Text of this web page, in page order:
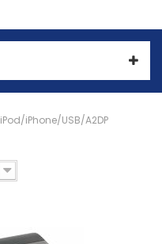
iPod/iPhone/USB/A2DP